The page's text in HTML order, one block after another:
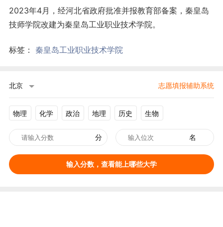
2023年4月，经河北省政府批准并报教育部备案，秦皇岛
技师学院改建为秦皇岛工业职业技术学院。
标签： 秦皇岛工业职业技术学院
北京 志愿填报辅助系统
物理 化学 政治 地理 历史 生物
分 名
输入分数，查看能上哪些大学